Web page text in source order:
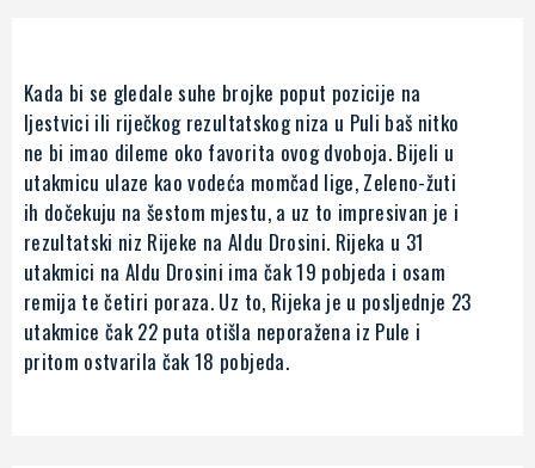
Kada bi se gledale suhe brojke poput pozicije na
ljestvici ili riječkog rezultatskog niza u Puli baš nitko
ne bi imao dileme oko favorita ovog dvoboja. Bijeli u
utakmicu ulaze kao vodeća momčad lige, Zeleno-žuti
ih dočekuju na šestom mjestu, a uz to impresivan je i
rezultatski niz Rijeke na Aldu Drosini. Rijeka u 31
utakmici na Aldu Drosini ima čak 19 pobjeda i osam
remija te četiri poraza. Uz to, Rijeka je u posljednje 23
utakmice čak 22 puta otišla neporažena iz Pule i
pritom ostvarila čak 18 pobjeda.